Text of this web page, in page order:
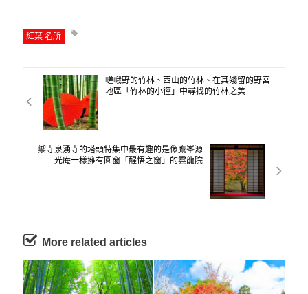
紅葉 名所
嵯峨野的竹林、西山的竹林、在其殘留的野宮
地區「竹林的小徑」中尋找的竹林之美
禦寺泉湧寺的塔頭特集中最有趣的是像鷹峯源
光庵一樣擁有圓窗「醒悟之窗」的雲龍院
More related articles